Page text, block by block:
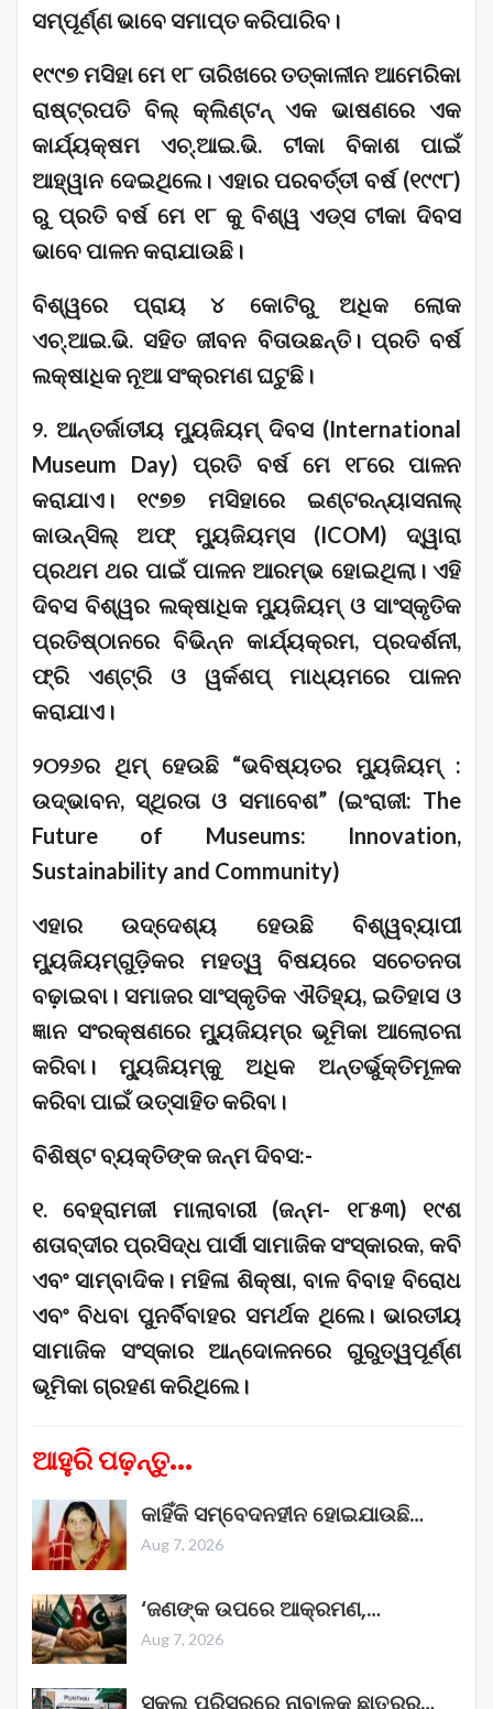
ସମ୍ପୂର୍ଣ୍ଣ ଭାବେ ସମାପ୍ତ କରିପାରିବ।
୧୯୯୭ ମସିହା ମେ ୧୮ ତାରିଖରେ ତତ୍କାଳୀନ ଆମେରିକା
ରାଷ୍ଟ୍ରପତି ବିଲ୍ କ୍ଲିଣ୍ଟନ୍ ଏକ ଭାଷଣରେ ଏକ
କାର୍ଯ୍ୟକ୍ଷମ ଏଚ୍.ଆଇ.ଭି. ଟୀକା ବିକାଶ ପାଇଁ
ଆହ୍ୱାନ ଦେଇଥିଲେ। ଏହାର ପରବର୍ତ୍ତୀ ବର୍ଷ (୧୯୯୮)
ରୁ ପ୍ରତି ବର୍ଷ ମେ ୧୮ କୁ ବିଶ୍ୱ ଏଡ୍ସ ଟୀକା ଦିବସ
ଭାବେ ପାଳନ କରାଯାଉଛି।
ବିଶ୍ୱରେ ପ୍ରାୟ ୪ କୋଟିରୁ ଅଧିକ ଲୋକ
ଏଚ୍.ଆଇ.ଭି. ସହିତ ଜୀବନ ବିତାଉଛନ୍ତି। ପ୍ରତି ବର୍ଷ
ଲକ୍ଷାଧିକ ନୂଆ ସଂକ୍ରମଣ ଘଟୁଛି।
୨. ଆନ୍ତର୍ଜାତୀୟ ମ୍ୟୁଜିୟମ୍ ଦିବସ (International
Museum Day) ପ୍ରତି ବର୍ଷ ମେ ୧୮ରେ ପାଳନ
କରାଯାଏ। ୧୯୭୭ ମସିହାରେ ଇଣ୍ଟରନ୍ୟାସନାଲ୍
କାଉନ୍‌ସିଲ୍ ଅଫ୍ ମ୍ୟୁଜିୟମ୍ସ (ICOM) ଦ୍ୱାରା
ପ୍ରଥମ ଥର ପାଇଁ ପାଳନ ଆରମ୍ଭ ହୋଇଥିଲା। ଏହି
ଦିବସ ବିଶ୍ୱର ଲକ୍ଷାଧିକ ମ୍ୟୁଜିୟମ୍ ଓ ସାଂସ୍କୃତିକ
ପ୍ରତିଷ୍ଠାନରେ ବିଭିନ୍ନ କାର୍ଯ୍ୟକ୍ରମ, ପ୍ରଦର୍ଶନୀ,
ଫ୍ରି ଏଣ୍ଟ୍ରି ଓ ୱର୍କଶପ୍ ମାଧ୍ୟମରେ ପାଳନ
କରାଯାଏ।
୨୦୨୬ର ଥିମ୍ ହେଉଛି “ଭବିଷ୍ୟତର ମ୍ୟୁଜିୟମ୍ :
ଉଦ୍ଭାବନ, ସ୍ଥିରତା ଓ ସମାବେଶ” (ଇଂରାଜୀ: The
Future of Museums: Innovation,
Sustainability and Community)
ଏହାର ଉଦ୍ଦେଶ୍ୟ ହେଉଛି ବିଶ୍ୱବ୍ୟାପୀ
ମ୍ୟୁଜିୟମ୍‌ଗୁଡ଼ିକର ମହତ୍ୱ ବିଷୟରେ ସଚେତନତା
ବଢ଼ାଇବା। ସମାଜର ସାଂସ୍କୃତିକ ଐତିହ୍ୟ, ଇତିହାସ ଓ
ଜ୍ଞାନ ସଂରକ୍ଷଣରେ ମ୍ୟୁଜିୟମ୍‌ର ଭୂମିକା ଆଲୋଚନା
କରିବା। ମ୍ୟୁଜିୟମ୍‌କୁ ଅଧିକ ଅନ୍ତର୍ଭୁକ୍ତିମୂଳକ
କରିବା ପାଇଁ ଉତ୍ସାହିତ କରିବା।
ବିଶିଷ୍ଟ ବ୍ୟକ୍ତିଙ୍କ ଜନ୍ମ ଦିବସ:-
୧. ବେହ୍ରାମଜୀ ମାଲାବାରୀ (ଜନ୍ମ- ୧୮୫୩) ୧୯ଶ
ଶତାବ୍ଦୀର ପ୍ରସିଦ୍ଧ ପାର୍ସୀ ସାମାଜିକ ସଂସ୍କାରକ, କବି
ଏବଂ ସାମ୍ବାଦିକ। ମହିଳା ଶିକ୍ଷା, ବାଳ ବିବାହ ବିରୋଧ
ଏବଂ ବିଧବା ପୁନର୍ବିବାହର ସମର୍ଥକ ଥିଲେ। ଭାରତୀୟ
ସାମାଜିକ ସଂସ୍କାର ଆନ୍ଦୋଳନରେ ଗୁରୁତ୍ୱପୂର୍ଣ୍ଣ
ଭୂମିକା ଗ୍ରହଣ କରିଥିଲେ।
ଆହୁରି ପଢ଼ନ୍ତୁ...
କାହିଁକି ସମ୍ବେଦନହୀନ ହୋଇଯାଉଛି…
Aug 7, 2026
‘ଜଣଙ୍କ ଉପରେ ଆକ୍ରମଣ,…
Aug 7, 2026